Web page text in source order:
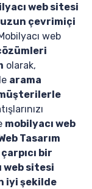
web sitesi
çevrimiçi
web
olarak,
arama
mobilyacı web
Tasarım
bir
web sitesi
iyi şekilde